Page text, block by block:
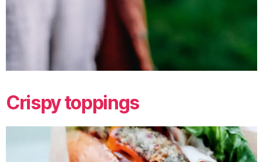
Crispy toppings